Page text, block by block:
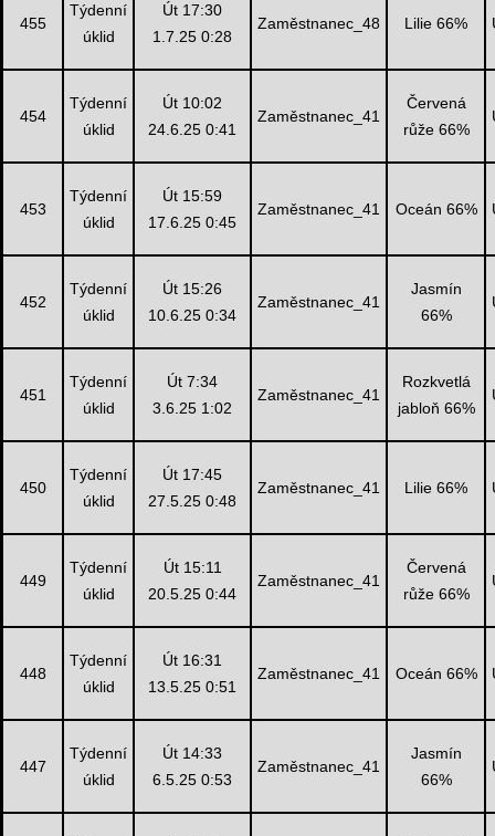
455
Týdenní
úklid
Út 17:30
1.7.25 0:28
Zaměstnanec_48 Lilie 66%
454
Týdenní
úklid
Út 10:02
24.6.25 0:41
Zaměstnanec_41
Červená
růže 66%
453
Týdenní
úklid
Út 15:59
17.6.25 0:45
Zaměstnanec_41 Oceán 66%
452
Týdenní
úklid
Út 15:26
10.6.25 0:34
Zaměstnanec_41
Jasmín
66%
451
Týdenní
úklid
Út 7:34
3.6.25 1:02
Zaměstnanec_41
Rozkvetlá
jabloň 66%
450
Týdenní
úklid
Út 17:45
27.5.25 0:48
Zaměstnanec_41 Lilie 66%
449
Týdenní
úklid
Út 15:11
20.5.25 0:44
Zaměstnanec_41
Červená
růže 66%
448
Týdenní
úklid
Út 16:31
13.5.25 0:51
Zaměstnanec_41 Oceán 66%
447
Týdenní
úklid
Út 14:33
6.5.25 0:53
Zaměstnanec_41
Jasmín
66%